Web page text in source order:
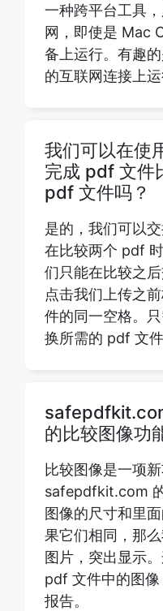
一种跨平台工具
网，即使是 Mac
备上运行。有趣
的互联网连接上运
我们可以在使
完成 pdf 文件
pdf 文件吗？
是的，我们可以
在比较两个 pdf
们只能在比较之
点击我们上传之
件的同一空格。
换所需的 pdf 文件
的比较图像功
比较图像是一项
safepdfkit.com
图像的尺寸和里
果它们相同，那
图片，突出显示
pdf 文件中的图
报告。